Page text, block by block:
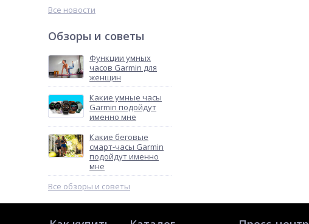
Все новости
Обзоры и советы
Функции умных
часов Garmin для
женщин
Какие умные часы
Garmin подойдут
именно мне
Какие беговые
смарт-часы Garmin
подойдут именно
мне
Все обзоры и советы